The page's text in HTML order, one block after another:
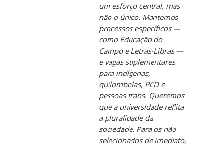
um esforço central, mas
não o único. Mantemos
processos específicos —
como Educação do
Campo e Letras-Libras —
e vagas suplementares
para indígenas,
quilombolas, PCD e
pessoas trans. Queremos
que a universidade reflita
a pluralidade da
sociedade. Para os não
selecionados de imediato,